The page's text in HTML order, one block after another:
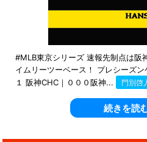
#MLB東京シリーズ 速報先制点は阪
イムリーツーベース！ プレシーズ
１ 阪神CHC｜０００阪神...
門別啓
続きを読